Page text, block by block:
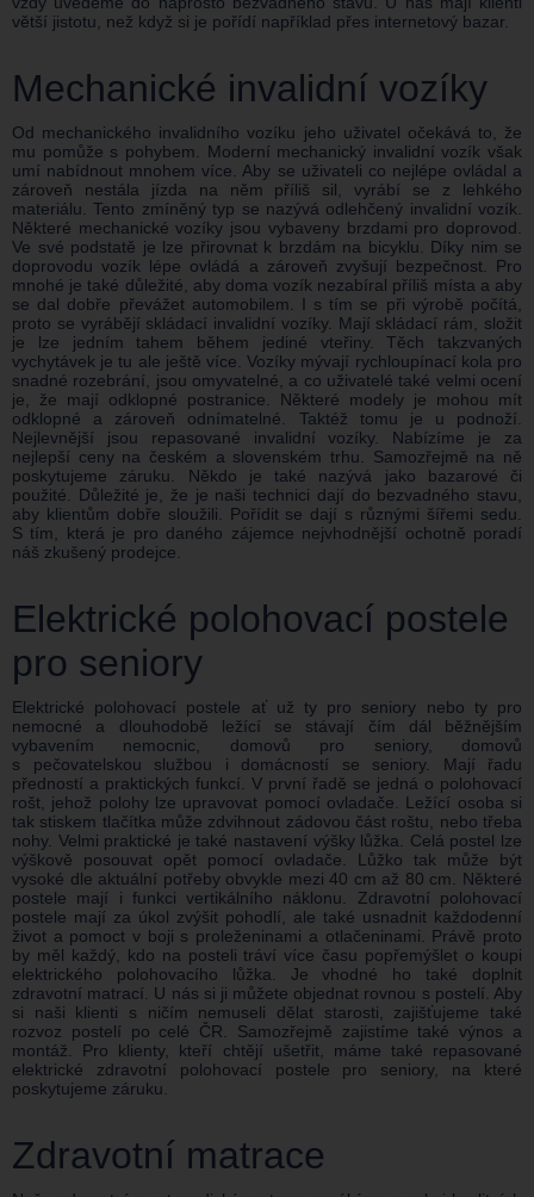
větší jistotu, než když si je pořídí například přes internetový bazar.
Mechanické invalidní vozíky
Od mechanického invalidního vozíku jeho uživatel očekává to, že
mu pomůže s pohybem. Moderní mechanický invalidní vozík však
umí nabídnout mnohem více. Aby se uživateli co nejlépe ovládal a
zároveň nestála jízda na něm příliš sil, vyrábí se z lehkého
materiálu. Tento zmíněný typ se nazývá odlehčený invalidní vozík.
Některé mechanické vozíky jsou vybaveny brzdami pro doprovod.
Ve své podstatě je lze přirovnat k brzdám na bicyklu. Díky nim se
doprovodu vozík lépe ovládá a zároveň zvyšují bezpečnost. Pro
mnohé je také důležité, aby doma vozík nezabíral příliš místa a aby
se dal dobře převážet automobilem. I s tím se při výrobě počítá,
proto se vyrábějí skládací invalidní vozíky. Mají skládací rám, složit
je lze jedním tahem během jediné vteřiny. Těch takzvaných
vychytávek je tu ale ještě více. Vozíky mývají rychloupínací kola pro
snadné rozebrání, jsou omyvatelné, a co uživatelé také velmi ocení
je, že mají odklopné postranice. Některé modely je mohou mít
odklopné a zároveň odnímatelné. Taktéž tomu je u podnoží.
Nejlevnější jsou repasované invalidní vozíky. Nabízíme je za
nejlepší ceny na českém a slovenském trhu. Samozřejmě na ně
poskytujeme záruku. Někdo je také nazývá jako bazarové či
použité. Důležité je, že je naši technici dají do bezvadného stavu,
aby klientům dobře sloužili. Pořídit se dají s různými šířemi sedu.
S tím, která je pro daného zájemce nejvhodnější ochotně poradí
náš zkušený prodejce.
Elektrické polohovací postele
pro seniory
Elektrické polohovací postele ať už ty pro seniory nebo ty pro
nemocné a dlouhodobě ležící se stávají čím dál běžnějším
vybavením nemocnic, domovů pro seniory, domovů
s pečovatelskou službou i domácností se seniory. Mají řadu
předností a praktických funkcí. V první řadě se jedná o polohovací
rošt, jehož polohy lze upravovat pomocí ovladače. Ležící osoba si
tak stiskem tlačítka může zdvihnout zádovou část roštu, nebo třeba
nohy. Velmi praktické je také nastavení výšky lůžka. Celá postel lze
výškově posouvat opět pomocí ovladače. Lůžko tak může být
vysoké dle aktuální potřeby obvykle mezi 40 cm až 80 cm. Některé
postele mají i funkci vertikálního náklonu. Zdravotní polohovací
postele mají za úkol zvýšit pohodlí, ale také usnadnit každodenní
život a pomoct v boji s proleženinami a otlačeninami. Právě proto
by měl každý, kdo na posteli tráví více času popřemýšlet o koupi
elektrického polohovacího lůžka. Je vhodné ho také doplnit
zdravotní matrací. U nás si ji můžete objednat rovnou s postelí. Aby
si naši klienti s ničím nemuseli dělat starosti, zajišťujeme také
rozvoz postelí po celé ČR. Samozřejmě zajistíme také výnos a
montáž. Pro klienty, kteří chtějí ušetřit, máme také repasované
elektrické zdravotní polohovací postele pro seniory, na které
poskytujeme záruku.
Zdravotní matrace